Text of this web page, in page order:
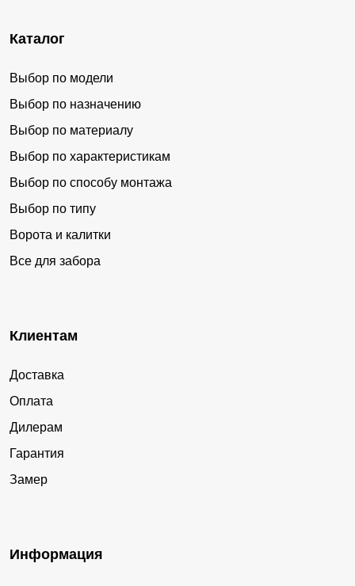
Каталог
Выбор по модели
Выбор по назначению
Выбор по материалу
Выбор по характеристикам
Выбор по способу монтажа
Выбор по типу
Ворота и калитки
Все для забора
Клиентам
Доставка
Оплата
Дилерам
Гарантия
Замер
Информация